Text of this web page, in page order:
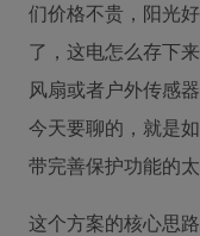
们价格不贵，阳光
了，这电怎么存下
风扇或者户外传感
今天要聊的，就是
带完善保护功能的
这个方案的核心思